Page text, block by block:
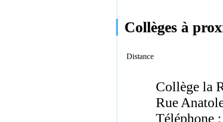
Collèges à
Distance
Collège la
Rue
Téléphone